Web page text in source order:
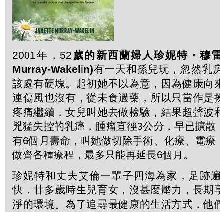
2001年，52 歲的新西蘭婦人珍妮特 ・穆
Murray-Wakelin)有一天和孫兒玩，忽然乳
該處有硬塊。起初她不以為意，因為健康向
連傷風也沒有，從未食過藥，所以只當作是
疼痛繼續，女兒叫她去做檢驗，結果超聲波
兇猛失控的乳癌，腫瘤直徑3公分，早已擴
有6個月壽命，叫她做切除手術、化療、電療
做齊各種療程，最多只能再延長6個月。
珍妮特和丈夫艾倫一輩子四海為家，足跡
快，廿多歲時生兒育女，沒甚麼壓力，長期
淨的環境。為了追尋最健康的生活方式，他